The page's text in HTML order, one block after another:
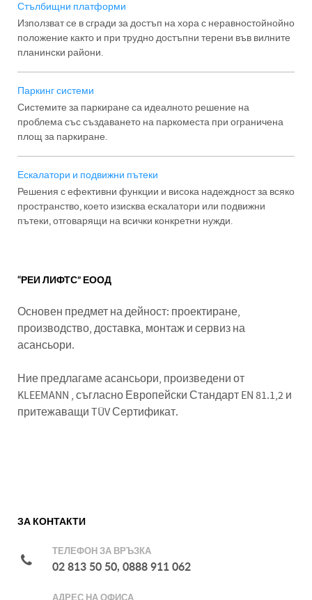
Стълбищни платформи
Използват се в сгради за достъп на хора с неравностойнойно
положение както и при трудно достъпни терени във вилните
планински райони.
Паркинг системи
Системите за паркиране са идеалното решение на
проблема със създаването на паркоместа при ограничена
площ за паркиране.
Ескалатори и подвижни пътеки
Решения с ефективни функции и висока надеждност за всяко
пространство, което изисква ескалатори или подвижни
пътеки, отговарящи на всички конкретни нужди.
“РЕИ ЛИФТС” ЕООД
Основен предмет на дейност: проектиране,
производство, доставка, монтаж и сервиз на
асансьори.
Ние предлагаме асансьори, произведени от
KLEEMANN , съгласно Европейски Стандарт EN 81.1,2 и
притежаващи TÜV Сертификат.
ЗА КОНТАКТИ
ТЕЛЕФОН ЗА ВРЪЗКА
02 813 50 50, 0888 911 062